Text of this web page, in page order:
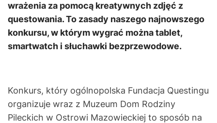
wrażenia za pomocą kreatywnych zdjęć z
questowania. To zasady naszego najnowszego
konkursu, w którym wygrać można tablet,
smartwatch i słuchawki bezprzewodowe.
Konkurs, który ogólnopolska Fundacja Questingu
organizuje wraz z Muzeum Dom Rodziny
Pileckich w Ostrowi Mazowieckiej to sposób na